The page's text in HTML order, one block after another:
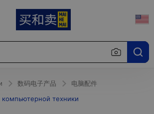
数码电子产品
电脑配件
компьютерной техники